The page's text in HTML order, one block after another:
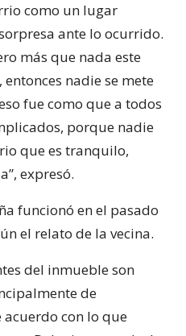
como un lugar
ante lo ocurrido.
más que nada este
nadie se mete
fue como que a todos
porque nadie
que es tranquilo,
expresó.
funcionó en el pasado
el relato de la vecina.
del inmueble son
de
con lo que